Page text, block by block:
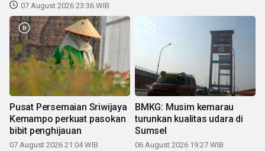
07 August 2026 23:36 WIB
Pusat Persemaian Sriwijaya
Kemampo perkuat pasokan
bibit penghijauan
07 August 2026 21:04 WIB
BMKG: Musim kemarau
turunkan kualitas udara di
Sumsel
06 August 2026 19:27 WIB